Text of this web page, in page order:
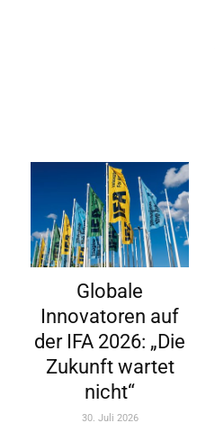
Globale
Innovatoren auf
der IFA 2026: „Die
Zukunft wartet
nicht“
30. Juli 2026